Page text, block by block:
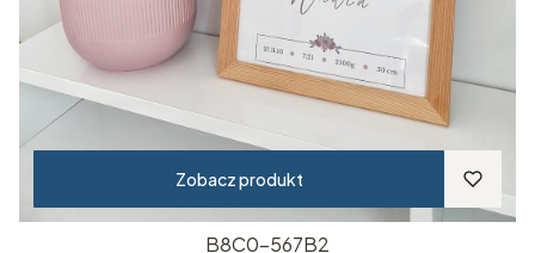
Zobacz produkt
B8C0-567B2